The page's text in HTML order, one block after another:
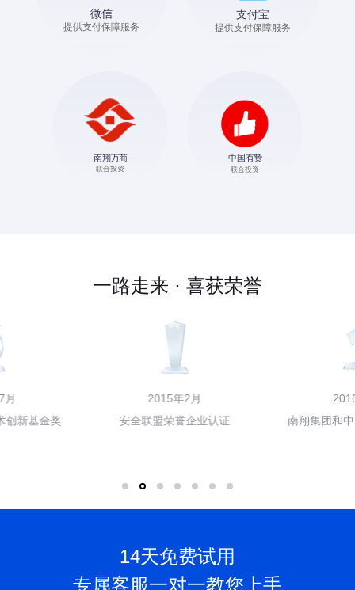
一路走来 · 喜获荣誉
安全联盟荣誉企业认证
南翔集团和中国有赞联合融资
14天免费试用